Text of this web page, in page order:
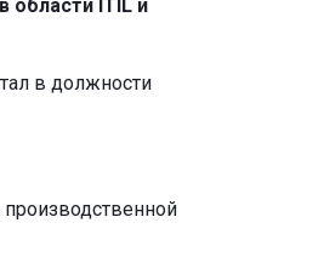
области ITIL и
в должности